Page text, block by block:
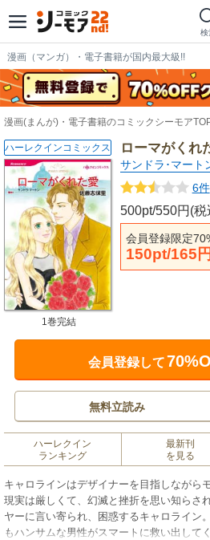
検
漫画（マンガ）・電子書籍が国内最大級!!
漫画(まんが)・電子書籍のコミックシーモア
ローマがくれ
サンドラ･マート
6件
500pt/550円(税
会員登録限定
150pt/165
ハーレクインコミックス
1巻完結
会員登録して
無料立読み
ハーレクイン
ランキング
最新刊
を見る
キャロラインはデザイナーを目指しながら
現実は厳しくて、幻滅と挫折を思い知らさ
ヤーに言い寄られ、困惑するキャロライン
もハンサムな男性がスマートに救い出して